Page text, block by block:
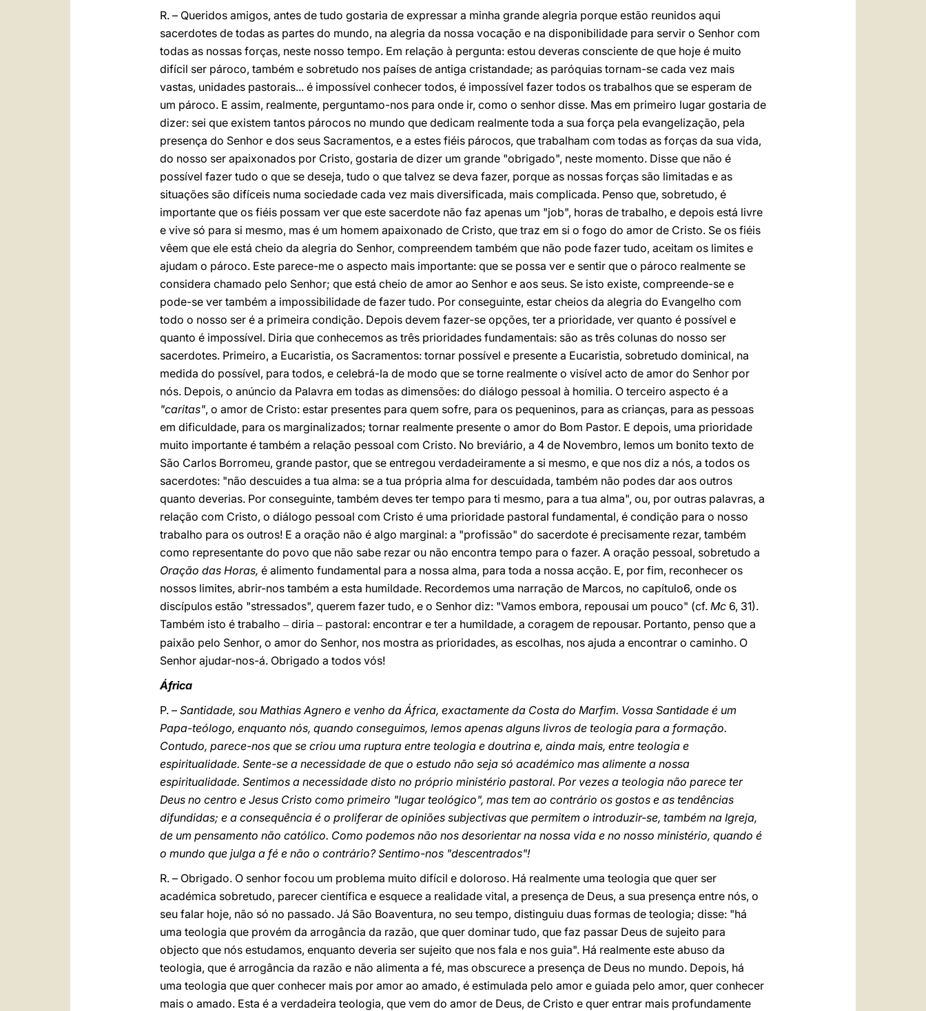
R. – Queridos amigos, antes de tudo gostaria de expressar a minha grande alegria porque estão reunidos aqui
sacerdotes de todas as partes do mundo, na alegria da nossa vocação e na disponibilidade para servir o Senhor com
todas as nossas forças, neste nosso tempo. Em relação à pergunta: estou deveras consciente de que hoje é muito
difícil ser pároco, também e sobretudo nos países de antiga cristandade; as paróquias tornam-se cada vez mais
vastas, unidades pastorais... é impossível conhecer todos, é impossível fazer todos os trabalhos que se esperam de
um pároco. E assim, realmente, perguntamo-nos para onde ir, como o senhor disse. Mas em primeiro lugar gostaria de
dizer: sei que existem tantos párocos no mundo que dedicam realmente toda a sua força pela evangelização, pela
presença do Senhor e dos seus Sacramentos, e a estes fiéis párocos, que trabalham com todas as forças da sua vida,
do nosso ser apaixonados por Cristo, gostaria de dizer um grande "obrigado", neste momento. Disse que não é
possível fazer tudo o que se deseja, tudo o que talvez se deva fazer, porque as nossas forças são limitadas e as
situações são difíceis numa sociedade cada vez mais diversificada, mais complicada. Penso que, sobretudo, é
importante que os fiéis possam ver que este sacerdote não faz apenas um "job", horas de trabalho, e depois está livre
e vive só para si mesmo, mas é um homem apaixonado de Cristo, que traz em si o fogo do amor de Cristo. Se os fiéis
vêem que ele está cheio da alegria do Senhor, compreendem também que não pode fazer tudo, aceitam os limites e
ajudam o pároco. Este parece-me o aspecto mais importante: que se possa ver e sentir que o pároco realmente se
considera chamado pelo Senhor; que está cheio de amor ao Senhor e aos seus. Se isto existe, compreende-se e
pode-se ver também a impossibilidade de fazer tudo. Por conseguinte, estar cheios da alegria do Evangelho com
todo o nosso ser é a primeira condição. Depois devem fazer-se opções, ter a prioridade, ver quanto é possível e
quanto é impossível. Diria que conhecemos as três prioridades fundamentais: são as três colunas do nosso ser
sacerdotes. Primeiro, a Eucaristia, os Sacramentos: tornar possível e presente a Eucaristia, sobretudo dominical, na
medida do possível, para todos, e celebrá-la de modo que se torne realmente o visível acto de amor do Senhor por
nós. Depois, o anúncio da Palavra em todas as dimensões: do diálogo pessoal à homilia. O terceiro aspecto é a
"caritas", o amor de Cristo: estar presentes para quem sofre, para os pequeninos, para as crianças, para as pessoas
em dificuldade, para os marginalizados; tornar realmente presente o amor do Bom Pastor. E depois, uma prioridade
muito importante é também a relação pessoal com Cristo. No breviário, a 4 de Novembro, lemos um bonito texto de
São Carlos Borromeu, grande pastor, que se entregou verdadeiramente a si mesmo, e que nos diz a nós, a todos os
sacerdotes: "não descuides a tua alma: se a tua própria alma for descuidada, também não podes dar aos outros
quanto deverias. Por conseguinte, também deves ter tempo para ti mesmo, para a tua alma", ou, por outras palavras, a
relação com Cristo, o diálogo pessoal com Cristo é uma prioridade pastoral fundamental, é condição para o nosso
trabalho para os outros! E a oração não é algo marginal: a "profissão" do sacerdote é precisamente rezar, também
como representante do povo que não sabe rezar ou não encontra tempo para o fazer. A oração pessoal, sobretudo a
Oração das Horas, é alimento fundamental para a nossa alma, para toda a nossa acção. E, por fim, reconhecer os
nossos limites, abrir-nos também a esta humildade. Recordemos uma narração de Marcos, no capítulo6, onde os
discípulos estão "stressados", querem fazer tudo, e o Senhor diz: "Vamos embora, repousai um pouco" (cf. Mc 6, 31).
Também isto é trabalho – diria – pastoral: encontrar e ter a humildade, a coragem de repousar. Portanto, penso que a
paixão pelo Senhor, o amor do Senhor, nos mostra as prioridades, as escolhas, nos ajuda a encontrar o caminho. O
Senhor ajudar-nos-á. Obrigado a todos vós!
África
P. – Santidade, sou Mathias Agnero e venho da África, exactamente da Costa do Marfim. Vossa Santidade é um
Papa-teólogo, enquanto nós, quando conseguimos, lemos apenas alguns livros de teologia para a formação.
Contudo, parece-nos que se criou uma ruptura entre teologia e doutrina e, ainda mais, entre teologia e
espiritualidade. Sente-se a necessidade de que o estudo não seja só académico mas alimente a nossa
espiritualidade. Sentimos a necessidade disto no próprio ministério pastoral. Por vezes a teologia não parece ter
Deus no centro e Jesus Cristo como primeiro "lugar teológico", mas tem ao contrário os gostos e as tendências
difundidas; e a consequência é o proliferar de opiniões subjectivas que permitem o introduzir-se, também na Igreja,
de um pensamento não católico. Como podemos não nos desorientar na nossa vida e no nosso ministério, quando é
o mundo que julga a fé e não o contrário? Sentimo-nos "descentrados"!
R. – Obrigado. O senhor focou um problema muito difícil e doloroso. Há realmente uma teologia que quer ser
académica sobretudo, parecer científica e esquece a realidade vital, a presença de Deus, a sua presença entre nós, o
seu falar hoje, não só no passado. Já São Boaventura, no seu tempo, distinguiu duas formas de teologia; disse: "há
uma teologia que provém da arrogância da razão, que quer dominar tudo, que faz passar Deus de sujeito para
objecto que nós estudamos, enquanto deveria ser sujeito que nos fala e nos guia". Há realmente este abuso da
teologia, que é arrogância da razão e não alimenta a fé, mas obscurece a presença de Deus no mundo. Depois, há
uma teologia que quer conhecer mais por amor ao amado, é estimulada pelo amor e guiada pelo amor, quer conhecer
mais o amado. Esta é a verdadeira teologia, que vem do amor de Deus, de Cristo e quer entrar mais profundamente